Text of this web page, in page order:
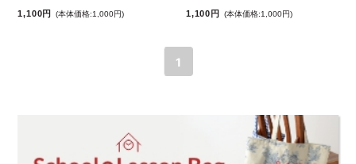
1,100円 (本体価格:1,000円) 1,100円 (本体価格:1,000円)
1